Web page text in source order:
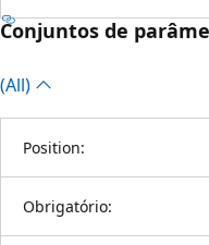
Conjuntos de
(All)
Position:
Obrigatório: